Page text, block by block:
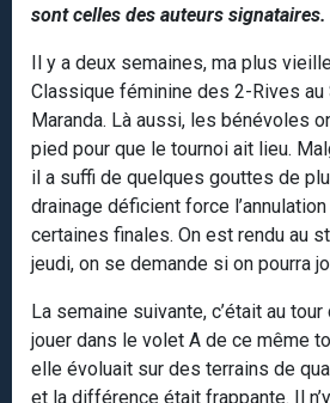
sont celles des auteurs signataires.
Il y a deux semaines, ma plus
Classique féminine des 2-Rives au
Maranda. Là aussi, les bénévoles
pied pour que le tournoi ait lieu.
il a suffi de quelques gouttes de
drainage déficient force
certaines finales. On est rendu au
jeudi, on se demande si on pourra
La semaine suivante, c’était au
jouer dans le volet A de ce même
elle évoluait sur des terrains de
et la différence était frappante. Il